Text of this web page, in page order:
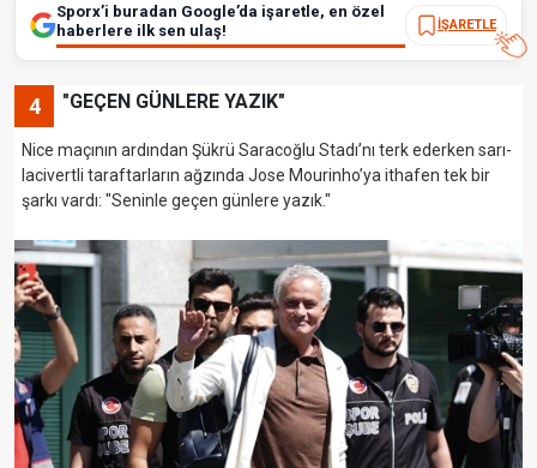
Sporx’i buradan Google’da işaretle, en özel
haberlere ilk sen ulaş!
İŞARETLE
4 "GEÇEN GÜNLERE YAZIK"
Nice maçının ardından Şükrü Saracoğlu Stadı’nı terk ederken sarı-
lacivertli taraftarların ağzında Jose Mourinho’ya ithafen tek bir
şarkı vardı: "Seninle geçen günlere yazık."